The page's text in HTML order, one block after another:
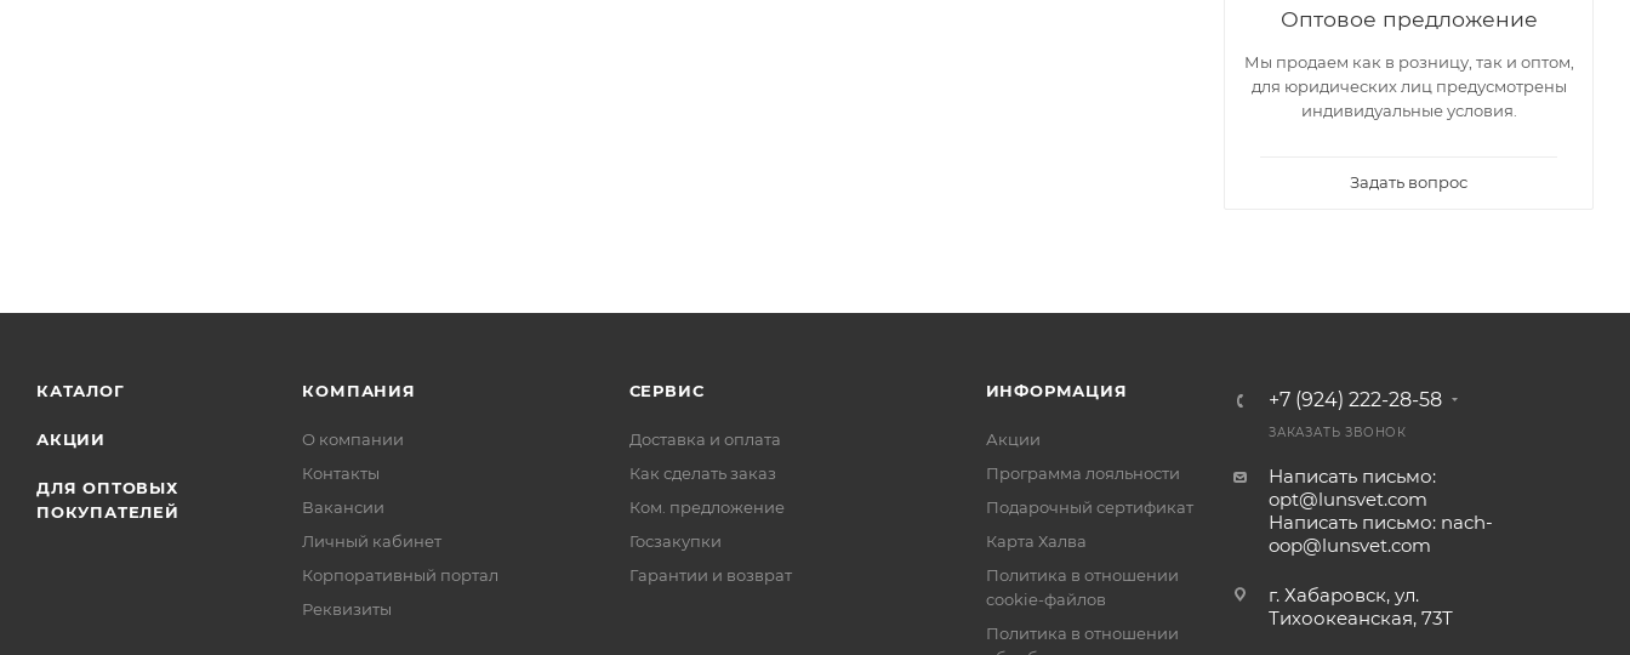
Оптовое предложение
Мы продаем как в розницу, так и оптом,
для юридических лиц предусмотрены
индивидуальные условия.
Задать вопрос
КАТАЛОГ
АКЦИИ
ДЛЯ ОПТОВЫХ
ПОКУПАТЕЛЕЙ
КОМПАНИЯ
О компании
Контакты
Вакансии
Личный кабинет
Корпоративный портал
Реквизиты
СЕРВИС
Доставка и оплата
Как сделать заказ
Ком. предложение
Госзакупки
Гарантии и возврат
ИНФОРМАЦИЯ
Акции
Программа лояльности
Подарочный сертификат
Карта Халва
Политика в отношении
cookie-файлов
Политика в отношении
+7 (924) 222-28-58
ЗАКАЗАТЬ ЗВОНОК
Написать письмо:
opt@lunsvet.com
Написать письмо: nach-
oop@lunsvet.com
г. Хабаровск, ул.
Тихоокеанская, 73Т